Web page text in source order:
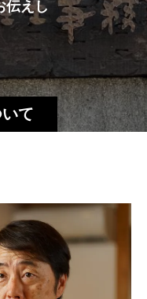
て
えします 。